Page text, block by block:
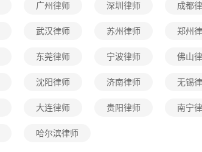
广州律师 深圳律师 成都
武汉律师 苏州律师 郑州
东莞律师 宁波律师 佛山
沈阳律师 济南律师 无锡
大连律师 贵阳律师 南宁
哈尔滨律师